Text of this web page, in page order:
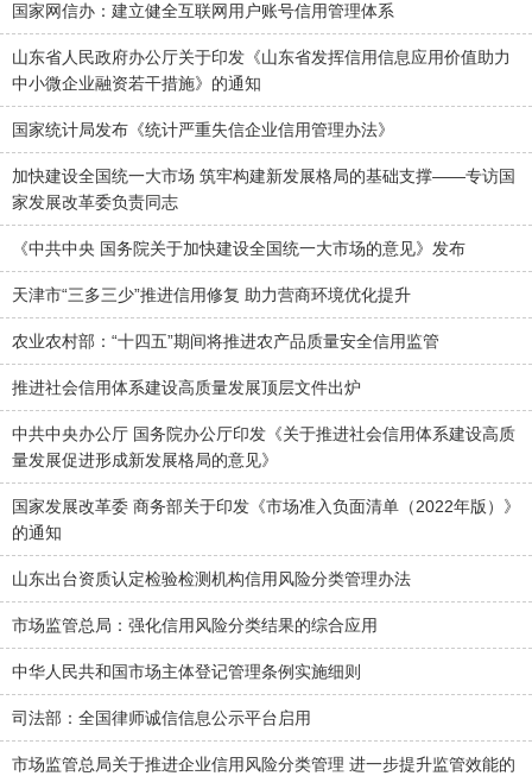
国家网信办：建立健全互联网用户账号信用管理体系
山东省人民政府办公厅关于印发《山东省发挥信用信息应用价值助力
中小微企业融资若干措施》的通知
国家统计局发布《统计严重失信企业信用管理办法》
加快建设全国统一大市场 筑牢构建新发展格局的基础支撑——专访国
家发展改革委负责同志
《中共中央 国务院关于加快建设全国统一大市场的意见》发布
天津市“三多三少”推进信用修复 助力营商环境优化提升
农业农村部：“十四五”期间将推进农产品质量安全信用监管
推进社会信用体系建设高质量发展顶层文件出炉
中共中央办公厅 国务院办公厅印发《关于推进社会信用体系建设高质
量发展促进形成新发展格局的意见》
国家发展改革委 商务部关于印发《市场准入负面清单（2022年版）》
的通知
山东出台资质认定检验检测机构信用风险分类管理办法
市场监管总局：强化信用风险分类结果的综合应用
中华人民共和国市场主体登记管理条例实施细则
司法部：全国律师诚信信息公示平台启用
市场监管总局关于推进企业信用风险分类管理 进一步提升监管效能的